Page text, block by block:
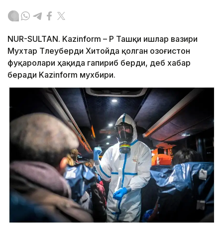
NUR-SULTAN. Kazinform – ҚР Ташқи ишлар вазири
Мухтар Тлеуберди Хитойда қолган Қозоғистон
фуқаролари ҳақида гапириб берди, деб хабар
беради Kazinform мухбири.